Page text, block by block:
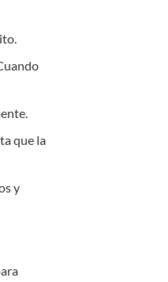
que la
y